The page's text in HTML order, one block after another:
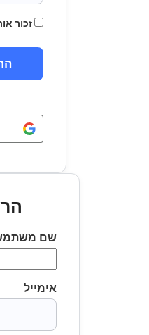
זכור אותי
שם משתמש
אימייל